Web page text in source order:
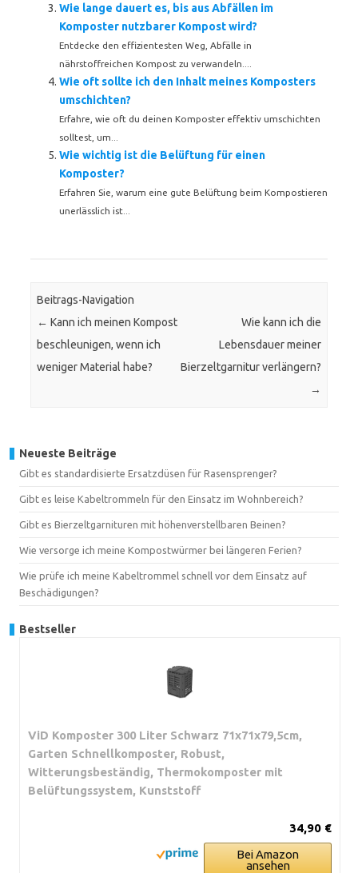
Wie lange dauert es, bis aus Abfällen im
Komposter nutzbarer Kompost wird?
Entdecke den effizientesten Weg, Abfälle in
nährstoffreichen Kompost zu verwandeln....
Wie oft sollte ich den Inhalt meines Komposters
umschichten?
Erfahre, wie oft du deinen Komposter effektiv umschichten
solltest, um...
Wie wichtig ist die Belüftung für einen
Komposter?
Erfahren Sie, warum eine gute Belüftung beim Kompostieren
unerlässlich ist...
Beitrags-Navigation
← Kann ich meinen Kompost
beschleunigen, wenn ich
weniger Material habe?
Wie kann ich die
Lebensdauer meiner
Bierzeltgarnitur verlängern?
→
Neueste Beiträge
Gibt es standardisierte Ersatzdüsen für Rasensprenger?
Gibt es leise Kabeltrommeln für den Einsatz im Wohnbereich?
Gibt es Bierzeltgarnituren mit höhenverstellbaren Beinen?
Wie versorge ich meine Kompostwürmer bei längeren Ferien?
Wie prüfe ich meine Kabeltrommel schnell vor dem Einsatz auf
Beschädigungen?
Bestseller
ViD Komposter 300 Liter Schwarz 71x71x79,5cm,
Garten Schnellkomposter, Robust,
Witterungsbeständig, Thermokomposter mit
Belüftungssystem, Kunststoff
34,90 €
Bei Amazon
ansehen